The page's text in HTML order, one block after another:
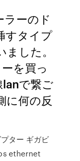
ーのド
すタイプ
した。
を買っ
で繋ご
に何の反
ター ギガビ
ethernet